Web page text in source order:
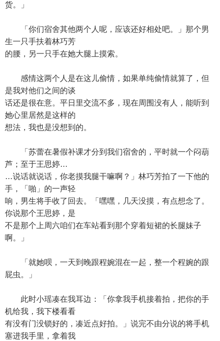
货。」
「你们宿舍其他两个人呢，应该还好相处吧。」那个男
生一只手扶着林巧芳
的腰，另一只手在她大腿上摸索。
感情这两个人是在这儿偷情，如果单纯偷情就算了，但
是我对他们之间的谈
话还是很在意。平日里交流不多，现在周围没有人，能听到
她心里居然是这样的
想法，我也是没想到的。
「苏蕾在暑假补课才分到我们宿舍的，平时就一个闷葫
芦；至于王思婷…
…说话就说话，你老摸我腿干嘛啊？」林巧芳拍了一下他的
手，「啪」的一声轻
响，男生将手收了回去。「嘿嘿，几天没摸，有点想念了。
你说那个王思婷，是
不是那个上周六咱们在车站看到那个穿着短裙的长腿妹子
啊。」
「就她呗，一天到晚跟程婉混在一起，整一个程婉的跟
屁虫。」
此时小瑶凑在我耳边：「你拿我手机接着拍，把你的手
机给我，我下楼看看
有没有门没锁好的，凑近点好拍。」说完不由分说的将手机
塞进我手里，拿着我